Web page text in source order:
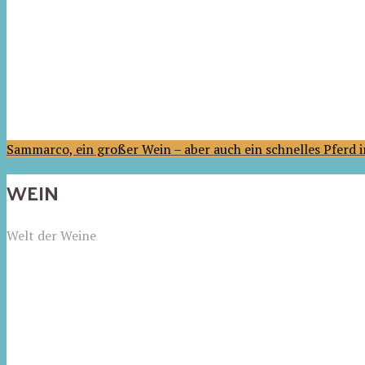
Sammarco, ein großer Wein – aber auch ein schnelles Pferd
WEIN
Welt der Weine